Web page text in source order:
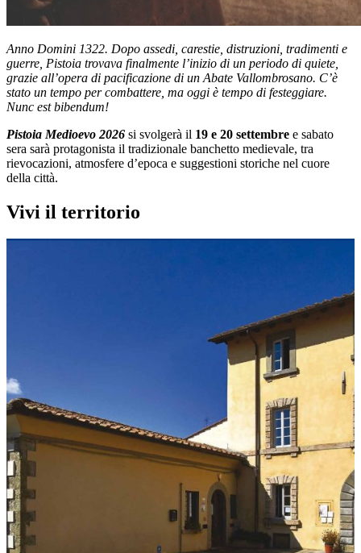
Anno Domini 1322. Dopo assedi, carestie, distruzioni, tradimenti e
guerre, Pistoia trovava finalmente l’inizio di un periodo di quiete,
grazie all’opera di pacificazione di un Abate Vallombrosano. C’è
stato un tempo per combattere, ma oggi è tempo di festeggiare.
Nunc est bibendum!
Pistoia Medioevo 2026 si svolgerà il 19 e 20 settembre e sabato
sera sarà protagonista il tradizionale banchetto medievale, tra
rievocazioni, atmosfere d’epoca e suggestioni storiche nel cuore
della città.
Vivi il territorio